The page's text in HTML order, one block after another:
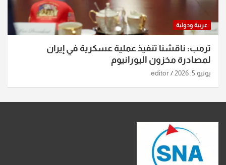
عربية ودولية
ترمب: ناقشنا تنفيذ عملية عسكرية في إيران
لمصادرة مخزون اليورانيوم
يونيو 5, 2026 editor